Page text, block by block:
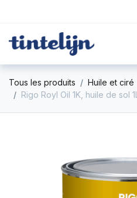
Tous les produits
Huile et ciré
Rigo Royl Oil 1K, huile de sol 1L